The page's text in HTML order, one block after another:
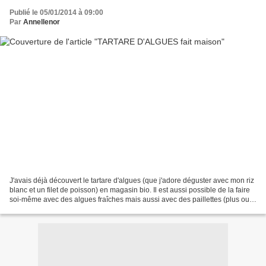
Publié le 05/01/2014 à 09:00
Par Annellenor
J'avais déjà découvert le tartare d'algues (que j'adore déguster avec mon riz
blanc et un filet de poisson) en magasin bio. Il est aussi possible de la faire
soi-même avec des algues fraîches mais aussi avec des paillettes (plus ou